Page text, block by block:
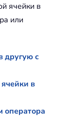
ячейки в
или
другую с
в
оператора